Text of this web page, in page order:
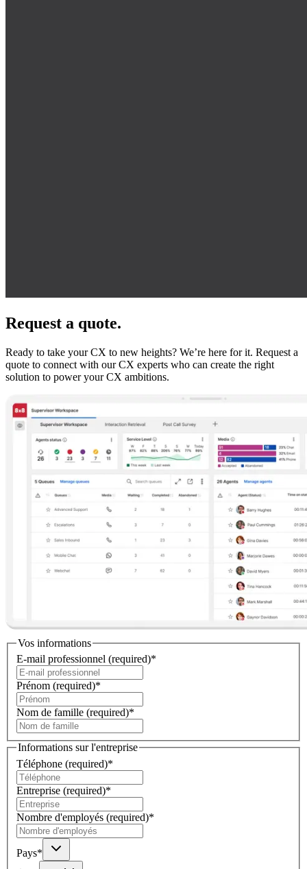
Request a quote.
Ready to take your CX to new heights? We’re here for it. Request a
quote to connect with our CX experts who can create the right
solution to power your CX ambitions.
Vos informations
E-mail professionnel (required)*
Prénom (required)*
Nom de famille (required)*
Informations sur l'entreprise
Téléphone (required)*
Entreprise (required)*
Nombre d'employés (required)*
Pays*